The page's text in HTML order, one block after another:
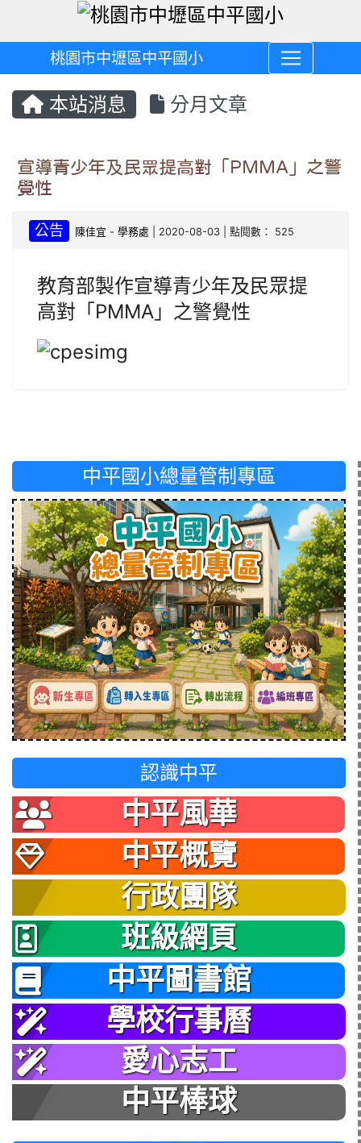
桃園市中壢區中平國小
本站消息 分月文章
宣導青少年及民眾提高對「PMMA」之警
覺性
公告 陳佳宜 -學務處 | 2020-08-03 | 點閱數： 525
教育部製作宣導青少年及民眾提
高對「PMMA」之警覺性
中平國小總量管制專區
認識中平
中平風華
中平概覽
行政團隊
班級網頁
中平圖書館
學校行事曆
愛心志工
中平棒球